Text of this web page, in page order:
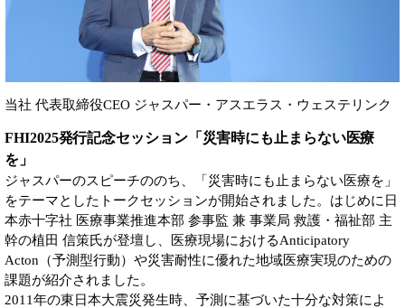
当社 代表取締役CEO ジャスパー・アスエラス・ウェステリンク
FHI2025発行記念セッション「災害時にも止まらない医療
を」
ジャスパーのスピーチののち、「災害時にも止まらない医療を」
をテーマとしたトークセッションが開始されました。はじめに日
本赤十字社 医療事業推進本部 参事監 兼 事業局 救護・福祉部 主
幹の植田 信策氏が登壇し、医療現場におけるAnticipatory
Acton（予測型行動）や災害耐性に優れた地域医療実現のための
課題が紹介されました。
2011年の東日本大震災発生時、予測に基づいた十分な対策によ